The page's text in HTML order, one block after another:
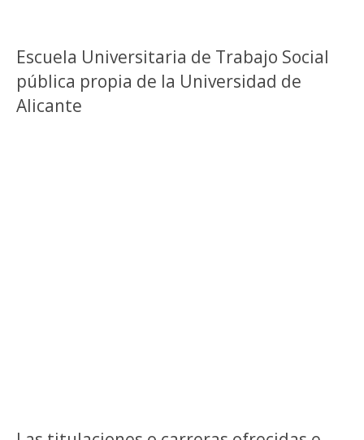
Escuela Universitaria de Trabajo Social
pública propia de la Universidad de
Alicante